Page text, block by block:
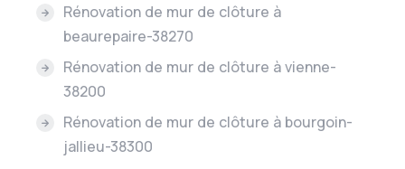
Rénovation de mur de clôture à
beaurepaire-38270
Rénovation de mur de clôture à vienne-
38200
Rénovation de mur de clôture à bourgoin-
jallieu-38300